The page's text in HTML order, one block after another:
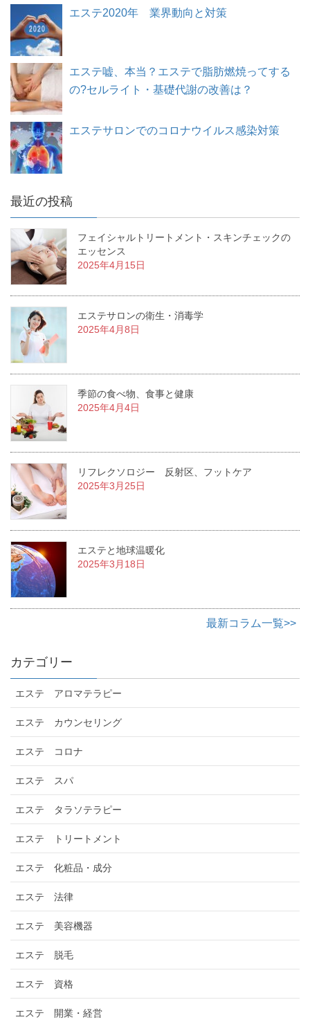
エステ2020年 業界動向と対策
エステ嘘、本当？エステで脂肪燃焼ってする
の?セルライト・基礎代謝の改善は？
エステサロンでのコロナウイルス感染対策
最近の投稿
フェイシャルトリートメント・スキンチェックの
エッセンス
2025年4月15日
エステサロンの衛生・消毒学
2025年4月8日
季節の食べ物、食事と健康
2025年4月4日
リフレクソロジー 反射区、フットケア
2025年3月25日
エステと地球温暖化
2025年3月18日
最新コラム一覧>>
カテゴリー
エステ アロマテラピー
エステ カウンセリング
エステ コロナ
エステ スパ
エステ タラソテラピー
エステ トリートメント
エステ 化粧品・成分
エステ 法律
エステ 美容機器
エステ 脱毛
エステ 資格
エステ 開業・経営